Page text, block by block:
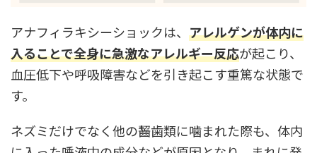
アナフィラキシーショックは、 アレルゲンが体内に
入ることで全身に急激なアレルギー反応が起こり、
血圧低下や呼吸障害などを引き起こす重篤な状態で
す。
ネズミだけでなく他の齧歯類に噛まれた際も、体内